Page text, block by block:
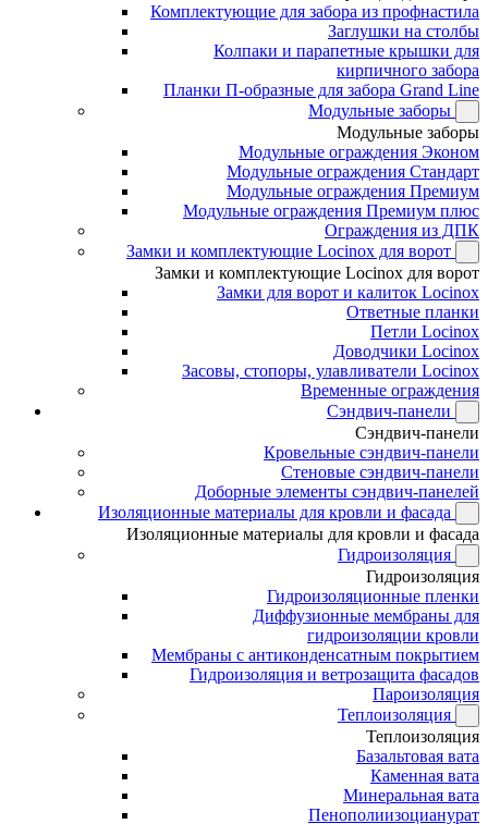
Комплектующие для забора из профнастила
Заглушки на столбы
Колпаки и парапетные крышки для
кирпичного забора
Планки П-образные для забора Grand Line
Модульные заборы
Модульные заборы
Модульные ограждения Эконом
Модульные ограждения Стандарт
Модульные ограждения Премиум
Модульные ограждения Премиум плюс
Ограждения из ДПК
Замки и комплектующие Locinox для ворот
Замки и комплектующие Locinox для ворот
Замки для ворот и калиток Locinox
Ответные планки
Петли Locinox
Доводчики Locinox
Засовы, стопоры, улавливатели Locinox
Временные ограждения
Сэндвич-панели
Сэндвич-панели
Кровельные сэндвич-панели
Стеновые сэндвич-панели
Доборные элементы сэндвич-панелей
Изоляционные материалы для кровли и фасада
Изоляционные материалы для кровли и фасада
Гидроизоляция
Гидроизоляция
Гидроизоляционные пленки
Диффузионные мембраны для
гидроизоляции кровли
Мембраны с антиконденсатным покрытием
Гидроизоляция и ветрозащита фасадов
Пароизоляция
Теплоизоляция
Теплоизоляция
Базальтовая вата
Каменная вата
Минеральная вата
Пенополиизоцианурат